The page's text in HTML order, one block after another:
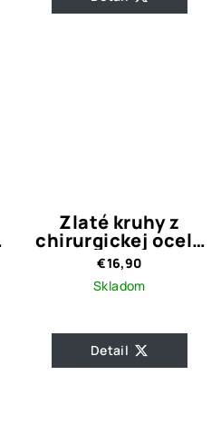
Zlaté kruhy z
chirurgickej ocele
s guličkami / 1,4
cm
€16,90
Skladom
Detail